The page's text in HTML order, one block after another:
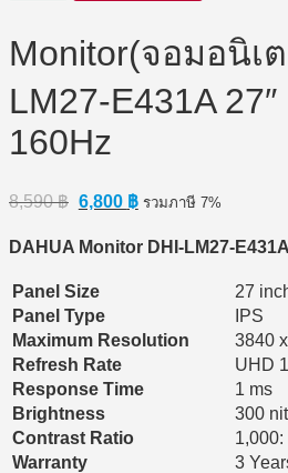
Monitor(จอมอนิเ
LM27-E431A
160Hz
8,590฿ Original
price
was:
6,800 ฿Current
price
is:
รวมภาษี 7%
DAHUA Monitor DHI -LM27-E431A
Panel Size
27
Panel Type
IPS
Maximum Resolution
3840
Refresh Rate
UHD
Response Time
1 ms
Brightness
300
Contrast Ratio
1,000:
Warranty
3